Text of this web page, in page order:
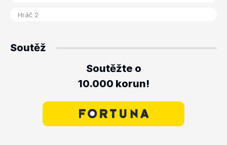
Soutěž
Soutěžte o
10.000 korun!